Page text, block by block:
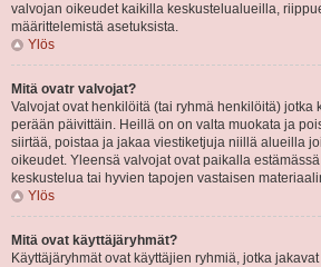
valvojan oikeudet kaikilla keskustelualueilla,
määrittelemistä asetuksista.
Ylös
Mitä ovatr valvojat?
Valvojat ovat henkilöitä (tai ryhmä henkilöitä) jotka
perään päivittäin. Heillä on on valta muokata ja
siirtää, poistaa ja jakaa viestiketjuja niillä alueilla
oikeudet. Yleensä valvojat ovat paikalla
keskustelua tai hyvien tapojen vastaisen
Ylös
Mitä ovat käyttäjäryhmät?
Käyttäjäryhmät ovat käyttäjien ryhmiä, jotka